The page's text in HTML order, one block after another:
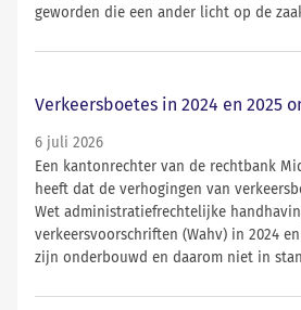
geworden die een ander licht op de
Verkeersboetes in 2024 en 2025
6 juli 2026
Een kantonrechter van de rechtbank
heeft dat de verhogingen van
Wet administratiefrechtelijke
verkeersvoorschriften (Wahv) in 2024
zijn onderbouwd en daarom niet in